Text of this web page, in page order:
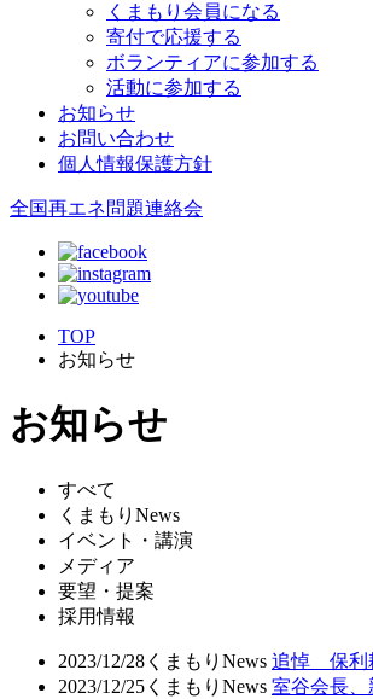
くまもり会員になる
寄付で応援する
ボランティアに参加する
活動に参加する
お知らせ
お問い合わせ
個人情報保護方針
全国再エネ問題連絡会
TOP
お知らせ
お知らせ
すべて
くまもりNews
イベント・講演
メディア
要望・提案
採用情報
2023/12/28 くまもりNews 追悼 保利
2023/12/25 くまもりNews 室谷会長、